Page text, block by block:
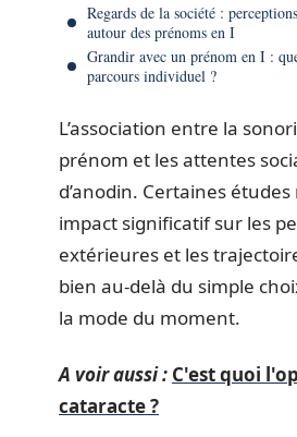
Regards de la société :
autour des prénoms en I
Grandir avec un prénom en I :
parcours individuel ?
L’association entre la
prénom et les attentes
d’anodin. Certaines
impact significatif sur les
extérieures et les
bien au-delà du simple
la mode du moment.
A voir aussi : C'est quoi
cataracte ?